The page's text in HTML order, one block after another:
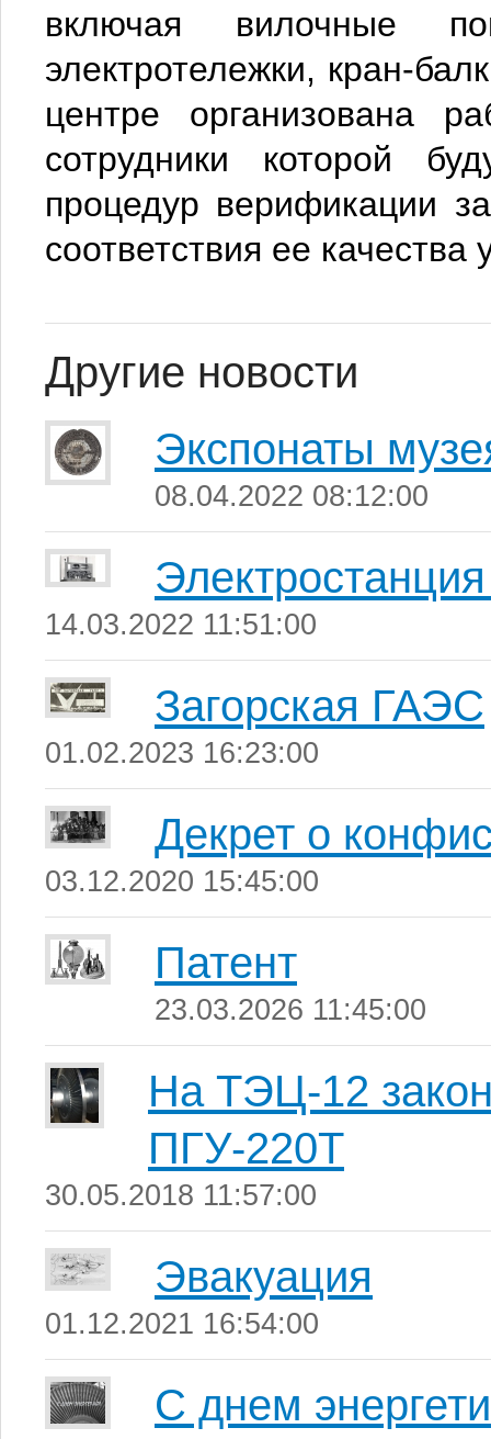
включая вилочные
электротележки, кран-
центре организована
сотрудники которой
процедур верификации
соответствия ее
Другие новости
Экспонаты
08.04.2022 08:12:00
14.03.2022 11:51:00
Загорская ГАЭС
01.02.2023 16:23:00
Декрет о
03.12.2020 15:45:00
Патент
23.03.2026 11:45:00
На ТЭЦ-12
ПГУ-220Т
30.05.2018 11:57:00
Эвакуация
01.12.2021 16:54:00
С днем